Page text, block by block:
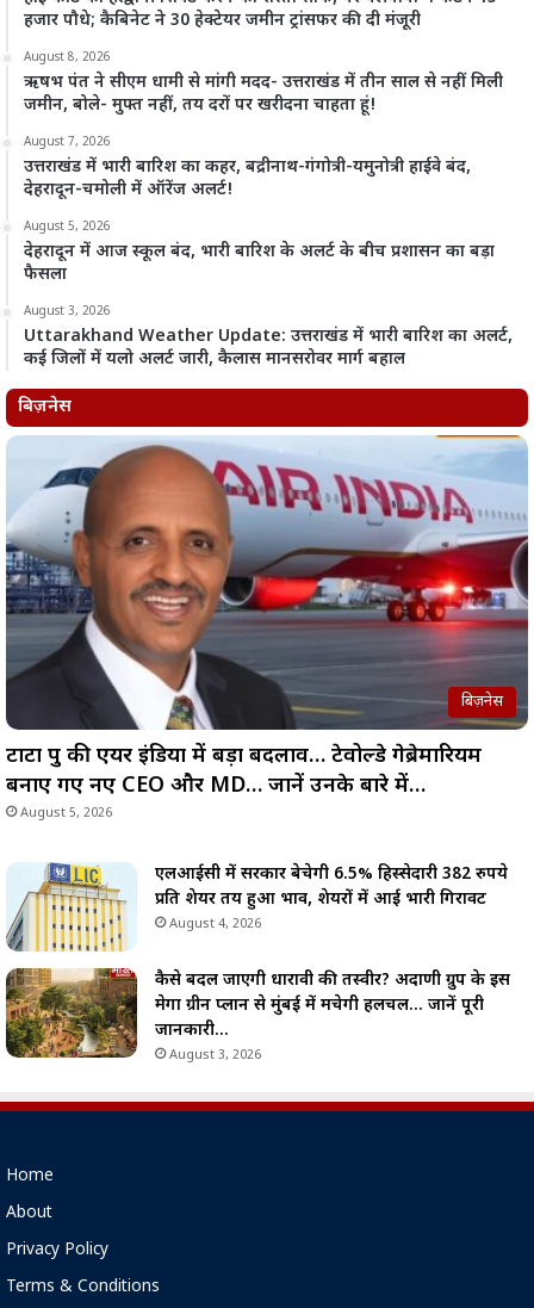
हजार पौधे; कैबिनेट ने 30 हेक्टेयर जमीन ट्रांसफर की दी मंजूरी
August 8, 2026
ऋषभ पंत ने सीएम धामी से मांगी मदद- उत्तराखंड में तीन साल से नहीं मिली
जमीन, बोले- मुफ्त नहीं, तय दरों पर खरीदना चाहता हूं!
August 7, 2026
उत्तराखंड में भारी बारिश का कहर, बद्रीनाथ-गंगोत्री-यमुनोत्री हाईवे बंद,
देहरादून-चमोली में ऑरेंज अलर्ट!
August 5, 2026
देहरादून में आज स्कूल बंद, भारी बारिश के अलर्ट के बीच प्रशासन का बड़ा
फैसला
August 3, 2026
Uttarakhand Weather Update: उत्तराखंड में भारी बारिश का अलर्ट,
कई जिलों में यलो अलर्ट जारी, कैलास मानसरोवर मार्ग बहाल
बिज़नेस
बिज़नेस
टाटा ग्रुप की एयर इंडिया में बड़ा बदलाव… टेवोल्डे गेब्रेमारियम
बनाए गए नए CEO और MD… जानें उनके बारे में…
August 5, 2026
एलआईसी में सरकार बेचेगी 6.5% हिस्सेदारी 382 रुपये
प्रति शेयर तय हुआ भाव, शेयरों में आई भारी गिरावट
August 4, 2026
कैसे बदल जाएगी धारावी की तस्वीर? अदाणी ग्रुप के इस
मेगा ग्रीन प्लान से मुंबई में मचेगी हलचल… जानें पूरी
जानकारी…
August 3, 2026
Home
About
Privacy Policy
Terms & Conditions